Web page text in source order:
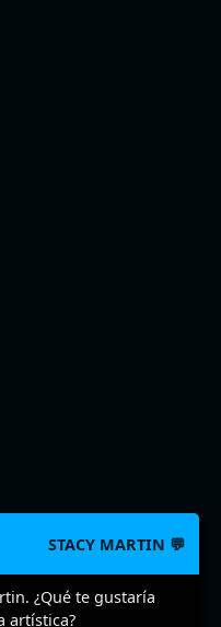
STACY MARTIN 💬
¿Qué te gustaría
artística?